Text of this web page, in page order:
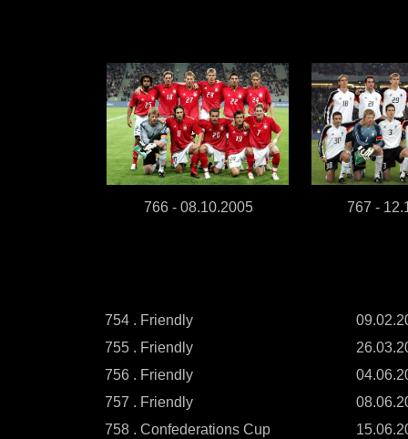
766 - 08.10.2005 767 -
754 . Friendly
755 . Friendly
756 . Friendly
757 . Friendly
758 . Confederations Cup